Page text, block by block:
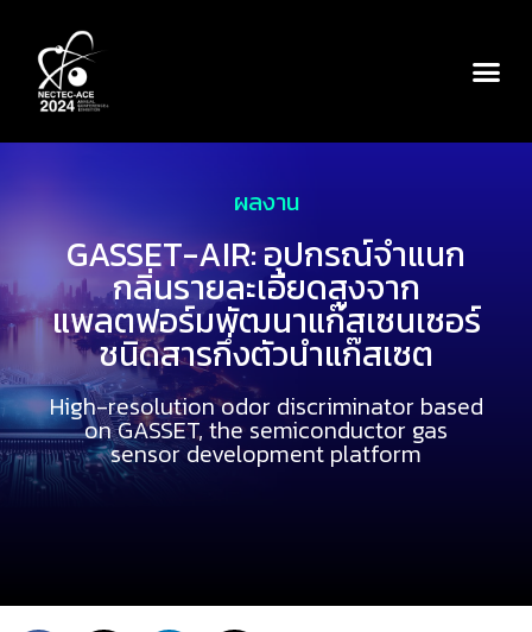
ผลงาน
GASSET-AIR: อุปกรณ์จำแนก
กลิ่นรายละเอียดสูงจาก
แพลตฟอร์มพัฒนาแก๊สเซนเซอร์
ชนิดสารกึ่งตัวนำแก๊สเซต
High-resolution odor discriminator based
on GASSET, the semiconductor gas
sensor development platform